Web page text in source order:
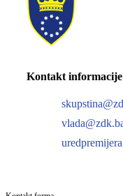
Kontakt informacije